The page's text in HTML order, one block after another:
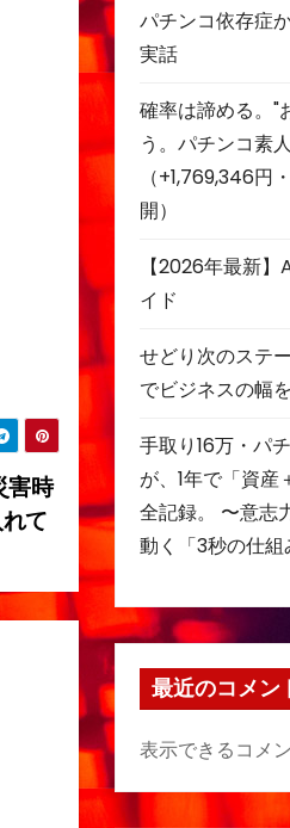
害時
て
パチンコ依存症
実話
確率は諦める。"
う。パチンコ素
（+1,769,346円
開）
【2026年最新
イド
せどり次のステ
でビジネスの幅
手取り16万・パ
が、1年で「資産
全記録。 〜意志
動く「3秒の仕組
最近のコメン
表示できるコメ